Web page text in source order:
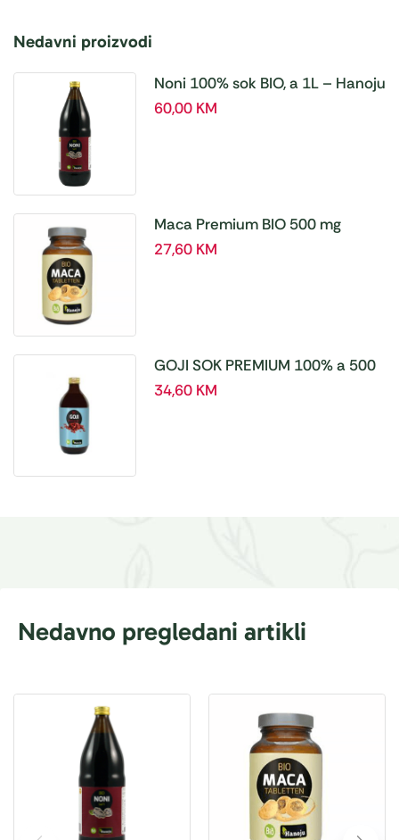
Nedavni proizvodi
Noni 100% sok BIO, a 1L – Hanoju
60,00 KM
Maca Premium BIO 500 mg
tablete, a180 tbl – Hanoju
27,60 KM
GOJI SOK PREMIUM 100% a 500
ml
34,60 KM
Nedavno pregledani artikli